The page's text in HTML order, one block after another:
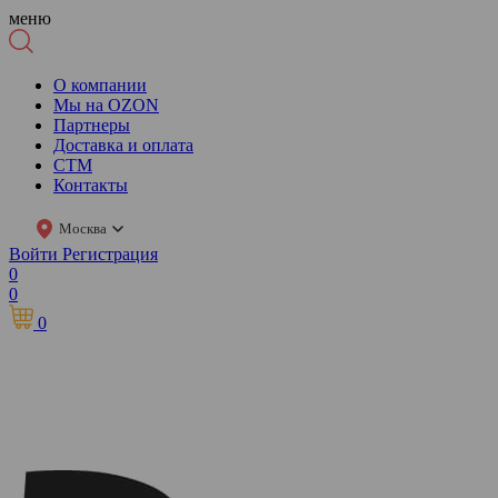
меню
О компании
Мы на OZON
Партнеры
Доставка и оплата
СТМ
Контакты
Москва
Войти Регистрация
0
0
0